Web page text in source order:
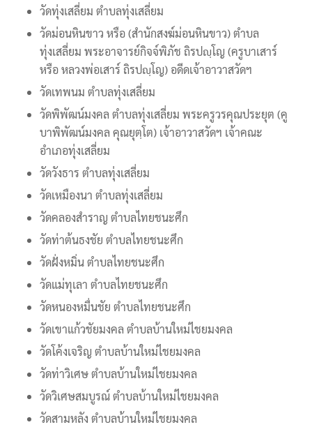
วัดทุ่งเสลี่ยม ตำบลทุ่งเสลี่ยม
วัดม่อนหินขาว หรือ (สำนักสงฆ์ม่อนหินขาว) ตำบล
ทุ่งเสลี่ยม พระอาจารย์กิจจ์พิภัช ถิรปญฺโญ (ครูบาเสาร์
หรือ หลวงพ่อเสาร์ ถิรปญฺโญ) อดีดเจ้าอาวาสวัดฯ
วัดเทพนม ตำบลทุ่งเสลี่ยม
วัดพิพัฒน์มงคล ตำบลทุ่งเสลี่ยม พระครูวรคุณประยุต (คู
บาพิพัฒน์มงคล คุณยุตฺโต) เจ้าอาวาสวัดฯ เจ้าคณะ
อำเภอทุ่งเสลี่ยม
วัดวังธาร ตำบลทุ่งเสลี่ยม
วัดเหมืองนา ตำบลทุ่งเสลี่ยม
วัดคลองสำราญ ตำบลไทยชนะศึก
วัดท่าต้นธงชัย ตำบลไทยชนะศึก
วัดฝั่งหมิ่น ตำบลไทยชนะศึก
วัดแม่ทุเลา ตำบลไทยชนะศึก
วัดหนองหมื่นชัย ตำบลไทยชนะศึก
วัดเขาแก้วชัยมงคล ตำบลบ้านใหม่ไชยมงคล
วัดโค้งเจริญ ตำบลบ้านใหม่ไชยมงคล
วัดท่าวิเศษ ตำบลบ้านใหม่ไชยมงคล
วัดวิเศษสมบูรณ์ ตำบลบ้านใหม่ไชยมงคล
วัดสามหลัง ตำบลบ้านใหม่ไชยมงคล